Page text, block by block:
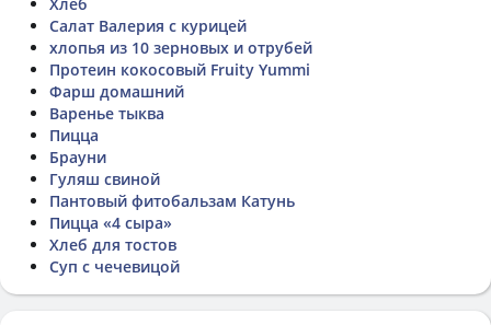
Салат Валерия с курицей
хлопья из 10 зерновых и отрубей
Протеин кокосовый Fruity Yummi
Фарш домашний
Варенье тыква
Пицца
Брауни
Гуляш свиной
Пантовый фитобальзам Катунь
Пицца «4 сыра»
Хлеб для тостов
Суп с чечевицой